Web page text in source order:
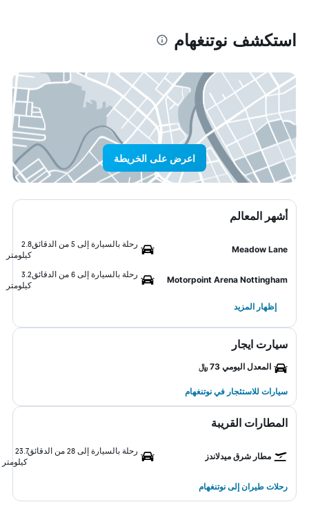
استكشف نوتنغهام
اعرض على الخريطة
أشهر المعالم
Meadow Lane
رحلة بالسيارة إلى 5 من الدقائق
2.8
كيلومتر
Motorpoint Arena Nottingham
رحلة بالسيارة إلى 6 من الدقائق
3.2
كيلومتر
إظهار المزيد
سيارت ايجار
المعدل اليومي 73 ﷼
سيارات للاستئجار في نوتنغهام
المطارات القريبة
مطار شرق ميدلاندز
رحلة بالسيارة إلى 28 من الدقائق
23.7
كيلومتر
رحلات طيران إلى نوتنغهام